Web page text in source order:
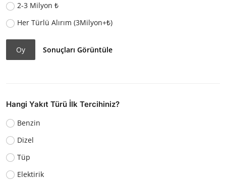
2-3 Milyon ₺
Her Türlü Alırım (3Milyon+₺)
Oy Sonuçları Görüntüle
Hangi Yakıt Türü İlk Tercihiniz?
Benzin
Dizel
Tüp
Elektirik